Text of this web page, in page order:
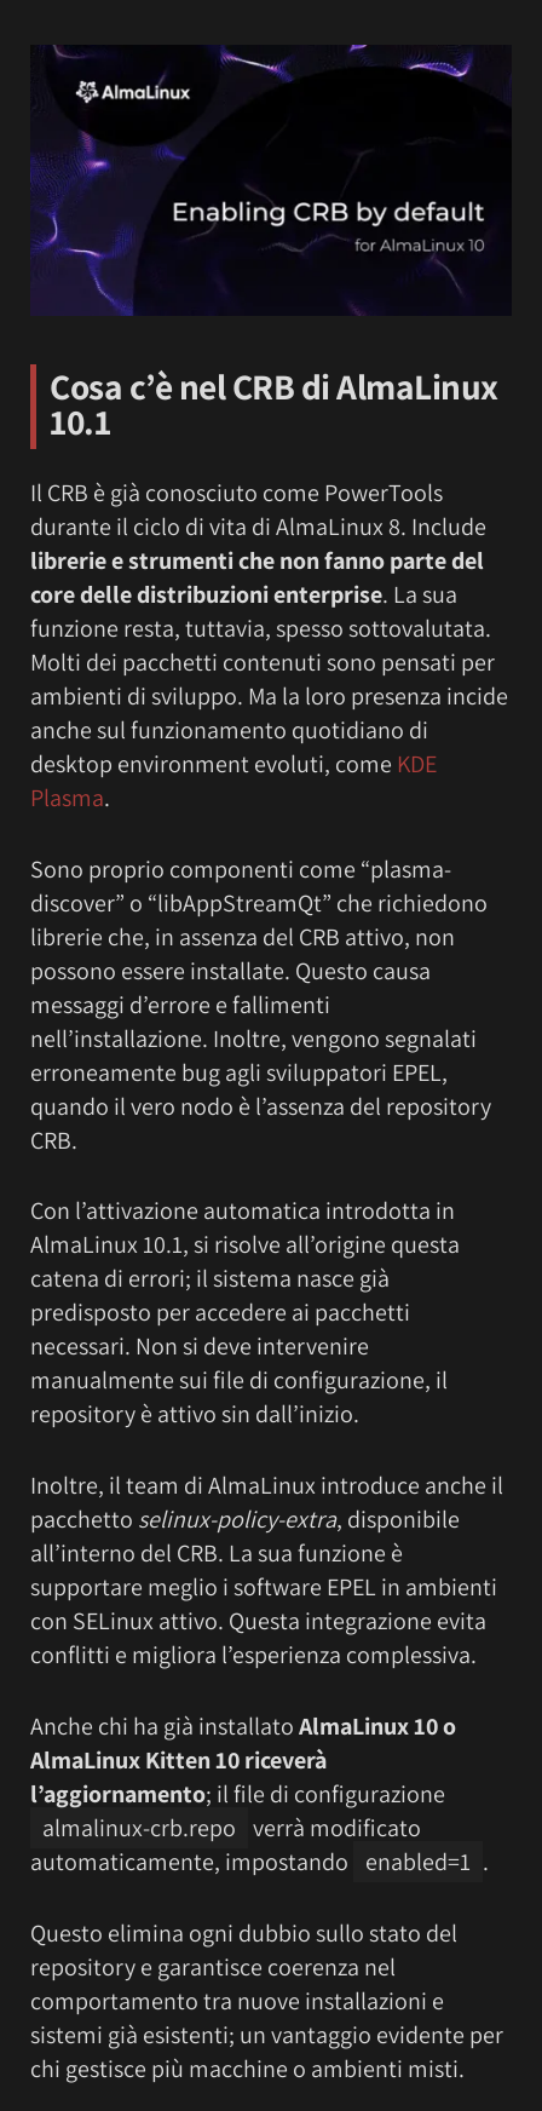
Cosa c’è nel CRB di AlmaLinux
10.1
Il CRB è già conosciuto come PowerTools
durante il ciclo di vita di AlmaLinux 8. Include
librerie e strumenti che non fanno parte del
core delle distribuzioni enterprise. La sua
funzione resta, tuttavia, spesso sottovalutata.
Molti dei pacchetti contenuti sono pensati per
ambienti di sviluppo. Ma la loro presenza incide
anche sul funzionamento quotidiano di
desktop environment evoluti, come KDE
Plasma.
Sono proprio componenti come “plasma-
discover” o “libAppStreamQt” che richiedono
librerie che, in assenza del CRB attivo, non
possono essere installate. Questo causa
messaggi d’errore e fallimenti
nell’installazione. Inoltre, vengono segnalati
erroneamente bug agli sviluppatori EPEL,
quando il vero nodo è l’assenza del repository
CRB.
Con l’attivazione automatica introdotta in
AlmaLinux 10.1, si risolve all’origine questa
catena di errori; il sistema nasce già
predisposto per accedere ai pacchetti
necessari. Non si deve intervenire
manualmente sui file di configurazione, il
repository è attivo sin dall’inizio.
Inoltre, il team di AlmaLinux introduce anche il
pacchetto selinux-policy-extra, disponibile
all’interno del CRB. La sua funzione è
supportare meglio i software EPEL in ambienti
con SELinux attivo. Questa integrazione evita
conflitti e migliora l’esperienza complessiva.
Anche chi ha già installatoAlmaLinux 10 o
AlmaLinux Kitten 10 riceverà
l’aggiornamento; il file di configurazione
almalinux-crb.repo verrà modificato
automaticamente, impostando
enabled=1 .
Questo elimina ogni dubbio sullo stato del
repository e garantisce coerenza nel
comportamento tra nuove installazioni e
sistemi già esistenti; un vantaggio evidente per
chi gestisce più macchine o ambienti misti.